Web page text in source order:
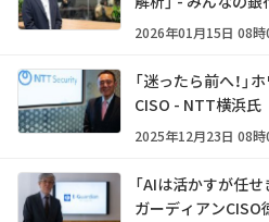
2026年01月15日 08
「迷ったら前へ！
CISO - NTT横浜氏
2025年12月23日 08
「AIは活かすが任
ガーディアンCISO